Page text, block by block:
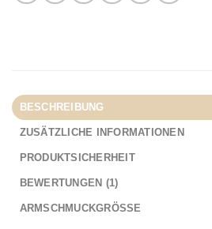
BESCHREIBUNG
ZUSÄTZLICHE INFORMATIONEN
PRODUKTSICHERHEIT
BEWERTUNGEN (1)
ARMSCHMUCKGRÖSSE